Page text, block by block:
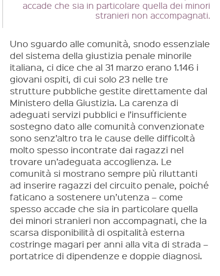
accade che sia in particolare quella dei minori
stranieri non accompagnati.
Uno sguardo alle comunità, snodo essenziale
del sistema della giustizia penale minorile
italiana, ci dice che al 31 marzo erano 1.146 i
giovani ospiti, di cui solo 23 nelle tre
strutture pubbliche gestite direttamente dal
Ministero della Giustizia. La carenza di
adeguati servizi pubblici e l’insufficiente
sostegno dato alle comunità convenzionate
sono senz’altro tra le cause delle difficoltà
molto spesso incontrate dai ragazzi nel
trovare un’adeguata accoglienza. Le
comunità si mostrano sempre più riluttanti
ad inserire ragazzi del circuito penale, poiché
faticano a sostenere un’utenza – come
spesso accade che sia in particolare quella
dei minori stranieri non accompagnati, che la
scarsa disponibilità di ospitalità esterna
costringe magari per anni alla vita di strada –
portatrice di dipendenze e doppie diagnosi.